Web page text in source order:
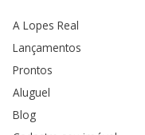
A Lopes Real
Lançamentos
Prontos
Aluguel
Blog